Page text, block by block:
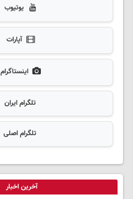
یوتیوب
آپارات
اینستاگرام
تلگرام ایران
تلگرام اصلی
آخرین اخبار